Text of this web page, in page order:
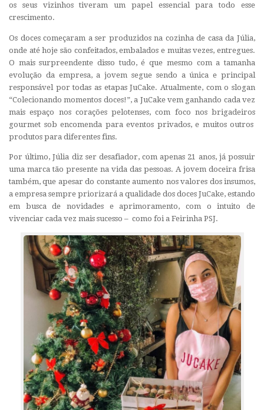
os seus vizinhos tiveram um papel essencial para todo esse
crescimento.
Os doces começaram a ser produzidos na cozinha de casa da Júlia,
onde até hoje são confeitados, embalados e muitas vezes, entregues.
O mais surpreendente disso tudo, é que mesmo com a tamanha
evolução da empresa, a jovem segue sendo a única e principal
responsável por todas as etapas JuCake. Atualmente, com o slogan
“Colecionando momentos doces!”, a JuCake vem ganhando cada vez
mais espaço nos corações pelotenses, com foco nos brigadeiros
gourmet sob encomenda para eventos privados, e muitos outros
produtos para diferentes fins.
Por último, Júlia diz ser desafiador, com apenas 21 anos, já possuir
uma marca tão presente na vida das pessoas. A jovem doceira frisa
também, que apesar do constante aumento nos valores dos insumos,
a empresa sempre priorizará a qualidade dos doces JuCake, estando
em busca de novidades e aprimoramento, com o intuito de
vivenciar cada vez mais sucesso – como foi a Feirinha PSJ.